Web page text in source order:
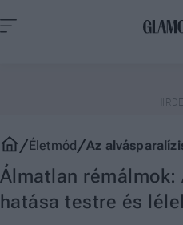
Életmód Az
Álmatlan rémálmok:
hatása testre és